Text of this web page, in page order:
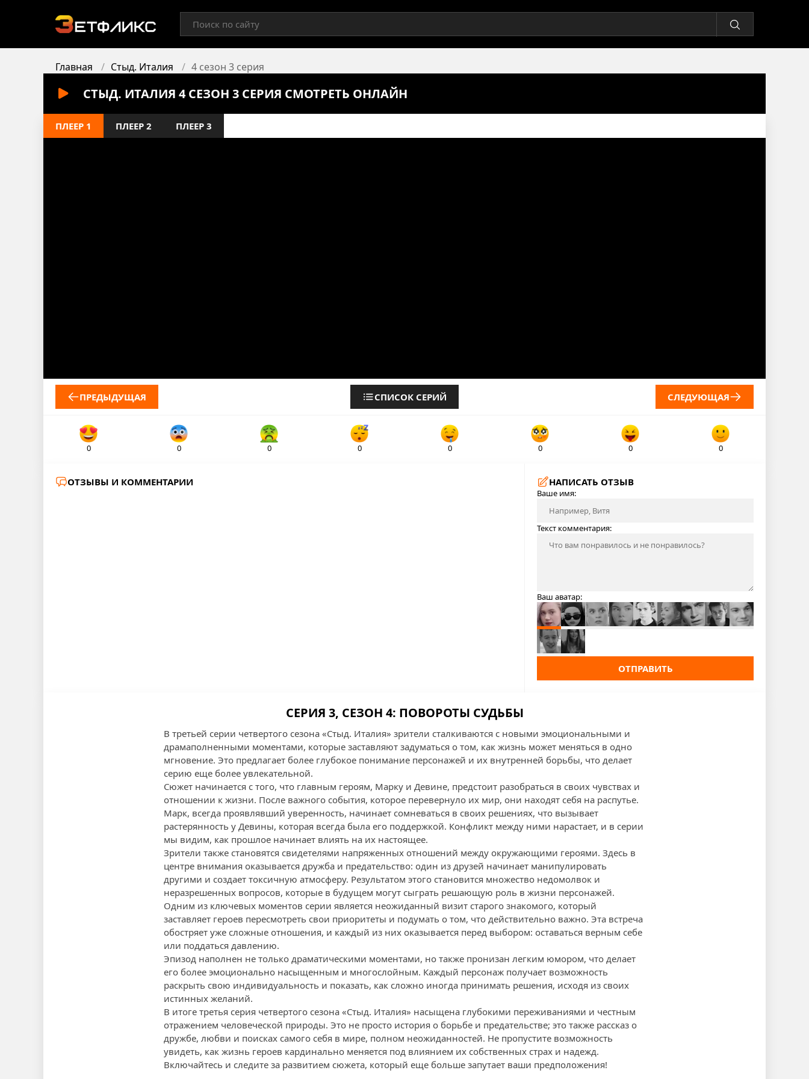
Главная Стыд. Италия 4 сезон 3 серия
СТЫД. ИТАЛИЯ 4 СЕЗОН 3 СЕРИЯ СМОТРЕТЬ ОНЛАЙН
ПЛЕЕР 1 ПЛЕЕР 2 ПЛЕЕР 3
ПРЕДЫДУЩАЯ СПИСОК СЕРИЙ СЛЕДУЮЩАЯ
0 0 0 0 0 0 0 0
ОТЗЫВЫ И КОММЕНТАРИИ НАПИСАТЬ ОТЗЫВ
Ваше имя:
Текст комментария:
Ваш аватар:
ОТПРАВИТЬ
СЕРИЯ 3, СЕЗОН 4: ПОВОРОТЫ СУДЬБЫ
В третьей серии четвертого сезона «Стыд. Италия» зрители сталкиваются с новыми эмоциональными и
драмаполненными моментами, которые заставляют задуматься о том, как жизнь может меняться в одно
мгновение. Это предлагает более глубокое понимание персонажей и их внутренней борьбы, что делает
серию еще более увлекательной.
Сюжет начинается с того, что главным героям, Марку и Девине, предстоит разобраться в своих чувствах и
отношении к жизни. После важного события, которое перевернуло их мир, они находят себя на распутье.
Марк, всегда проявлявший уверенность, начинает сомневаться в своих решениях, что вызывает
растерянность у Девины, которая всегда была его поддержкой. Конфликт между ними нарастает, и в серии
мы видим, как прошлое начинает влиять на их настоящее.
Зрители также становятся свидетелями напряженных отношений между окружающими героями. Здесь в
центре внимания оказывается дружба и предательство: один из друзей начинает манипулировать
другими и создает токсичную атмосферу. Результатом этого становится множество недомолвок и
неразрешенных вопросов, которые в будущем могут сыграть решающую роль в жизни персонажей.
Одним из ключевых моментов серии является неожиданный визит старого знакомого, который
заставляет героев пересмотреть свои приоритеты и подумать о том, что действительно важно. Эта встреча
обостряет уже сложные отношения, и каждый из них оказывается перед выбором: оставаться верным себе
или поддаться давлению.
Эпизод наполнен не только драматическими моментами, но также пронизан легким юмором, что делает
его более эмоционально насыщенным и многослойным. Каждый персонаж получает возможность
раскрыть свою индивидуальность и показать, как сложно иногда принимать решения, исходя из своих
истинных желаний.
В итоге третья серия четвертого сезона «Стыд. Италия» насыщена глубокими переживаниями и честным
отражением человеческой природы. Это не просто история о борьбе и предательстве; это также рассказ о
дружбе, любви и поисках самого себя в мире, полном неожиданностей. Не пропустите возможность
увидеть, как жизнь героев кардинально меняется под влиянием их собственных страх и надежд.
Включайтесь и следите за развитием сюжета, который еще больше запутает ваши предположения!